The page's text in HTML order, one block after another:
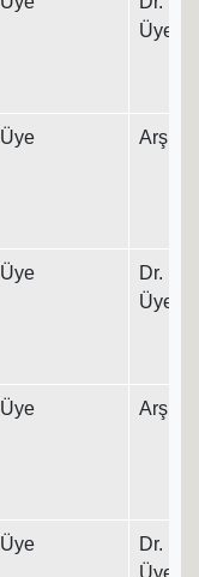
Üyesi
Üye Arş.
Üye
Dr.
Üyesi
Üye Arş.
Üye
Dr.
Üyesi